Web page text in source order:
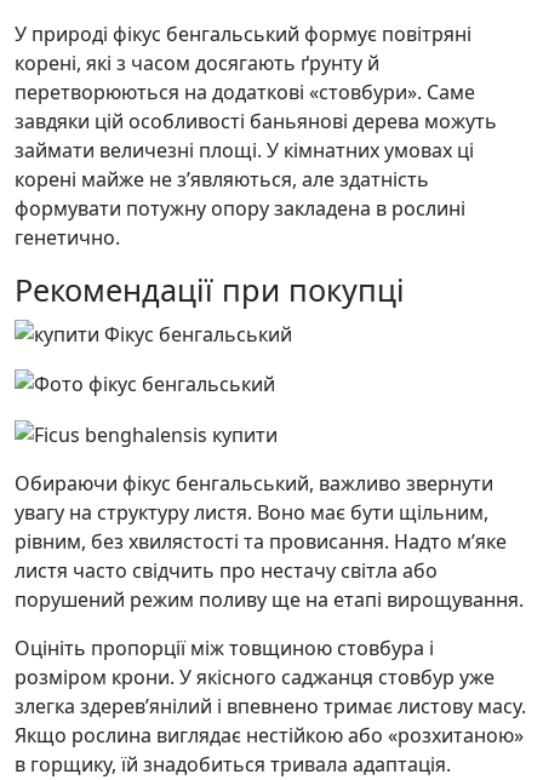
У природі фікус бенгальський формує повітряні
корені, які з часом досягають ґрунту й
перетворюються на додаткові «стовбури». Саме
завдяки цій особливості баньянові дерева можуть
займати величезні площі. У кімнатних умовах ці
корені майже не з’являються, але здатність
формувати потужну опору закладена в рослині
генетично.
Рекомендації при покупці
Обираючи фікус бенгальський, важливо звернути
увагу на структуру листя. Воно має бути щільним,
рівним, без хвилястості та провисання. Надто м’яке
листя часто свідчить про нестачу світла або
порушений режим поливу ще на етапі вирощування.
Оцініть пропорції між товщиною стовбура і
розміром крони. У якісного саджанця стовбур уже
злегка здерев’янілий і впевнено тримає листову масу.
Якщо рослина виглядає нестійкою або «розхитаною»
в горщику, їй знадобиться тривала адаптація.